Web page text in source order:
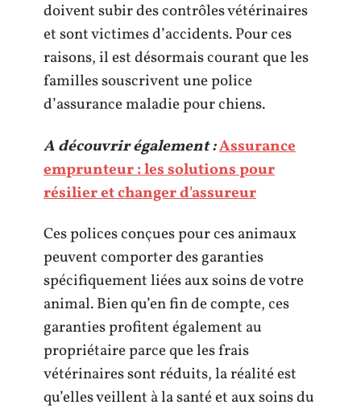
doivent subir des contrôles vétérinaires
et sont victimes d’accidents. Pour ces
raisons, il est désormais courant que les
familles souscrivent une police
d’assurance maladie pour chiens.
A découvrir également :Assurance
emprunteur : les solutions pour
résilier et changer d'assureur
Ces polices conçues pour ces animaux
peuvent comporter des garanties
spécifiquement liées aux soins de votre
animal. Bien qu’en fin de compte, ces
garanties profitent également au
propriétaire parce que les frais
vétérinaires sont réduits, la réalité est
qu’elles veillent à la santé et aux soins du